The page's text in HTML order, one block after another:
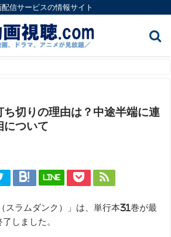
配信サービスの情報サイト
ち切りの理由は？中途半端に連
について
LINE
ラムダンク）」は、単行本31巻が最
しました。